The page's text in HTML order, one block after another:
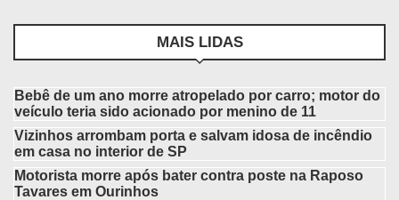
MAIS LIDAS
Bebê de um ano morre atropelado por carro; motor do
veículo teria sido acionado por menino de 11
Vizinhos arrombam porta e salvam idosa de incêndio
em casa no interior de SP
Motorista morre após bater contra poste na Raposo
Tavares em Ourinhos